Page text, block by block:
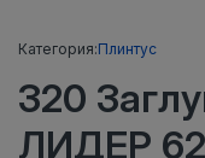
Категория:Плинтус
320
ЛИДЕР